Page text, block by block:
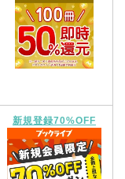
新規登録70%OFF